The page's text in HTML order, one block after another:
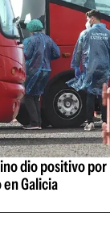
dio positivo
en Galicia